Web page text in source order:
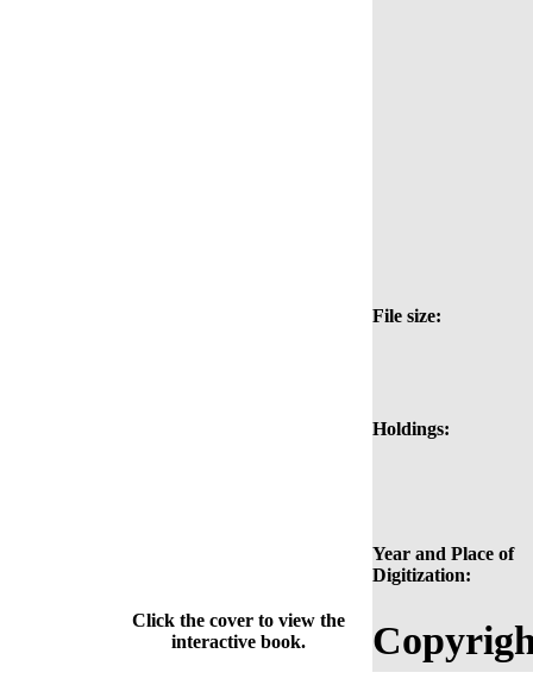
File size:
Holdings:
Year and Place of
Digitization:
Click the cover to view the
interactive book.